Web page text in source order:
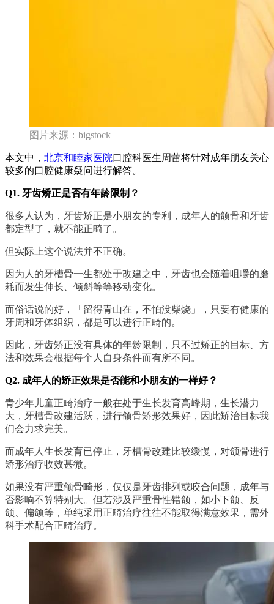
图片来源：bigstock
本文中， 北京和睦家医院口腔科医生周蕾将针对成年朋友关心
较多的口腔健康疑问进行解答。
Q1. 牙齿矫正是否有年龄限制？
很多人认为，牙齿矫正是小朋友的专利，成年人的颌骨和牙齿
都定型了，就不能正畸了。
但实际上这个说法并不正确。
因为人的牙槽骨一生都处于改建之中，牙齿也会随着咀嚼的磨
耗而发生伸长、倾斜等等移动变化。
而俗话说的好，「留得青山在，不怕没柴烧」，只要有健康的
牙周和牙体组织，都是可以进行正畸的。
因此，牙齿矫正没有具体的年龄限制，只不过矫正的目标、方
法和效果会根据每个人自身条件而有所不同。
Q2. 成年人的矫正效果是否能和小朋友的一样好？
青少年儿童正畸治疗一般在处于生长发育高峰期，生长潜力
大，牙槽骨改建活跃，进行颌骨矫形效果好，因此矫治目标我
们会力求完美。
而成年人生长发育已停止，牙槽骨改建比较缓慢，对颌骨进行
矫形治疗收效甚微。
如果没有严重颌骨畸形，仅仅是牙齿排列或咬合问题，成年与
否影响不算特别大。但若涉及严重骨性错颌，如小下颌、反
颌、偏颌等，单纯采用正畸治疗往往不能取得满意效果，需外
科手术配合正畸治疗。